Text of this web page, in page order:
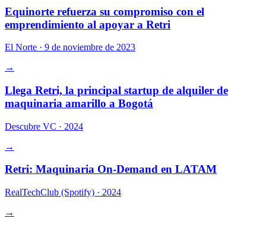
Equinorte refuerza su compromiso con el
emprendimiento al apoyar a Retri
El Norte · 9 de noviembre de 2023
→
Llega Retri, la principal startup de alquiler de
maquinaria amarillo a Bogotá
Descubre VC · 2024
→
Retri: Maquinaria On-Demand en LATAM
RealTechClub (Spotify) · 2024
→